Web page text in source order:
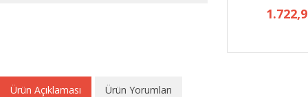
Ürün Açıklaması Ürün Yorumları